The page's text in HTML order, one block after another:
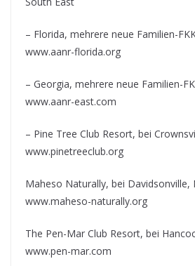
– Florida, mehrere neue Familien-
www.aanr-florida.org
– Georgia, mehrere neue Familien-
www.aanr-east.com
– Pine Tree Club Resort, bei
www.pinetreeclub.org
Maheso Naturally, bei Davidsonville,
www.maheso-naturally.org
The Pen-Mar Club Resort, bei
www.pen-mar.com